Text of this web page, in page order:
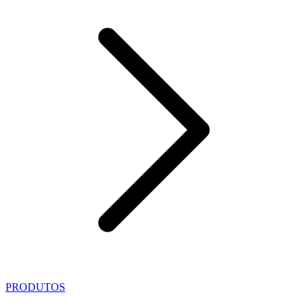
PRODUTOS